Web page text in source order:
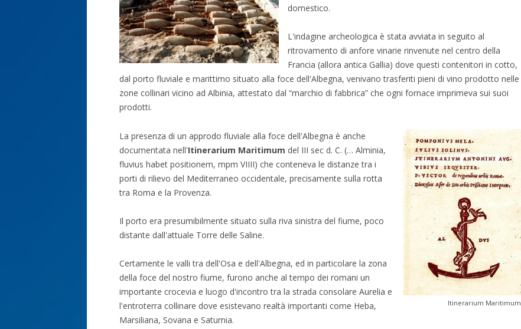
domestico.
L'indagine archeologica è stata avviata in seguito al
ritrovamento di anfore vinarie rinvenute nel centro della
Francia (allora antica Gallia) dove questi contenitori in cotto,
dal porto fluviale e marittimo situato alla foce dell'Albegna, venivano trasferiti pieni di vino prodotto nelle
zone collinari vicino ad Albinia, attestato dal “marchio di fabbrica” che ogni fornace imprimeva sui suoi
prodotti.
Itinerarium Maritimum
La presenza di un approdo fluviale alla foce dell'Albegna è anche
documentata nell'Itinerarium Maritimum del III sec d. C. (… Alminia,
fluvius habet positionem, mpm VIIII) che conteneva le distanze tra i
porti di rilievo del Mediterraneo occidentale, precisamente sulla rotta
tra Roma e la Provenza.
Il porto era presumibilmente situato sulla riva sinistra del fiume, poco
distante dall'attuale Torre delle Saline.
Certamente le valli tra dell'Osa e dell'Albegna, ed in particolare la zona
della foce del nostro fiume, furono anche al tempo dei romani un
importante crocevia e luogo d'incontro tra la strada consolare Aurelia e
l'entroterra collinare dove esistevano realtà importanti come Heba,
Marsiliana, Sovana e Saturnia.